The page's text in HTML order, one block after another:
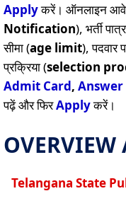
Applyकरें। ऑनलाइन
Notification), भर्ती
सीमा (age limit), पदवार
प्रक्रिया (selection
Admit Card, Answer
पढ़ें और फिरApplyकरें।
OVERVIEW
Telangana State